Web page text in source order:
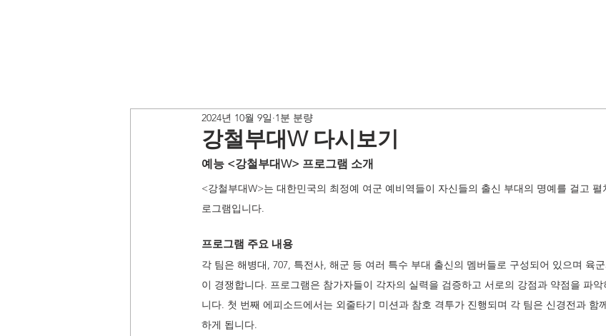
강철부대W 다시보기
2024년 10월 9일 1분 분량
예능 <강철부대W> 프로그램 소개
<강철부대W>는 대한민국의 최정예 여군 예비역들이 자신들의 출신 부대의 명예를 걸고
로그램입니다.
프로그램 주요 내용
각 팀은 해병대, 707, 특전사, 해군 등 여러 특수 부대 출신의 멤버들로 구성되어 있으며 육
이 경쟁합니다. 프로그램은 참가자들이 각자의 실력을 검증하고 서로의 강점과 약점을 파
니다. 첫 번째 에피소드에서는 외줄타기 미션과 참호 격투가 진행되며 각 팀은 신경전과 함
하게 됩니다.